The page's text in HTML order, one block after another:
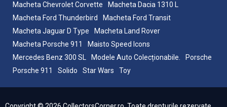
Macheta Chevrolet Corvette
Macheta Dacia 1310 L
Macheta Ford Thunderbird
Macheta Ford Transit
Macheta Jaguar D Type
Macheta Land Rover
Macheta Porsche 911
Maisto Speed Icons
Mercedes Benz 300 SL
Modele Auto Colecționabile.
Porsche
Porsche 911
Solido Star Wars Toy